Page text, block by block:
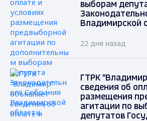
выборам
Владимирской
22 дня назад
ГТРК
сведения об
размещения
агитации по
депутатов